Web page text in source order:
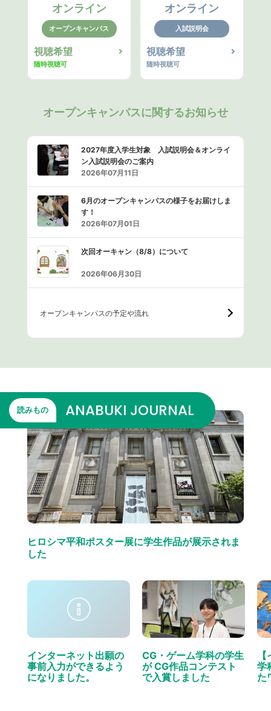
オンライン
オープンキャンパス
視聴希望
随時視聴可
オンライン
入試説明会
視聴希望
随時視聴可
オープンキャンパスに関するお知らせ
2027年度入学生対象 入試説明会＆オンライ
ン入試説明会のご案内
2026年07月11日
6月のオープンキャンパスの様子をお届けしま
す！
2026年07月01日
次回オーキャン（8/8）について
2026年06月30日
オープンキャンパスの予定や流れ
読みもの ANABUKI JOURNAL
ヒロシマ平和ポスター展に学生作品が展示されま
した
インターネット出願の
事前入力ができるよう
になりました。
CG・ゲーム学科の学生
が CG作品コンテスト
で入賞しました
学
た